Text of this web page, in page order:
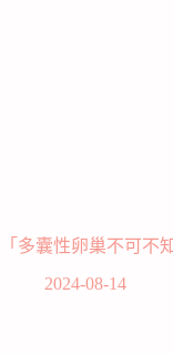
「多囊性卵巢不可不
2024-08-14